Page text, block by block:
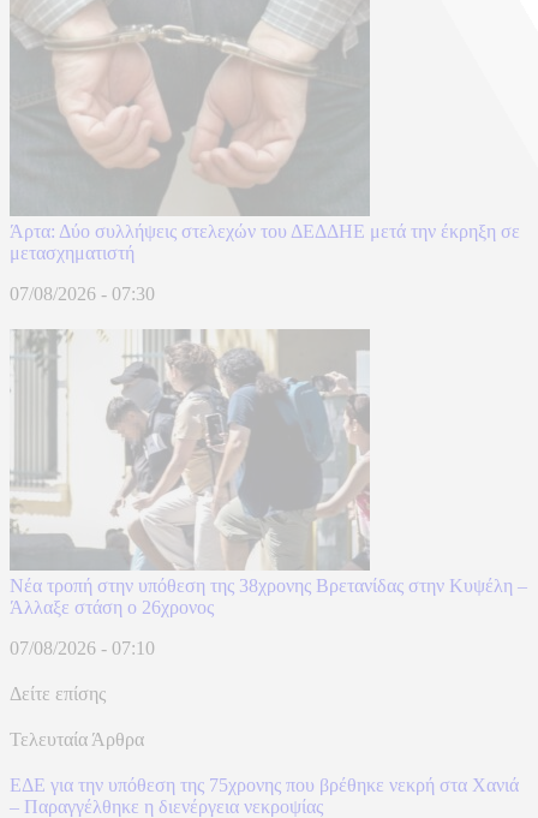
Άρτα: Δύο συλλήψεις στελεχών του ΔΕΔΔΗΕ μετά την έκρηξη σε
μετασχηματιστή
07/08/2026 - 07:30
Νέα τροπή στην υπόθεση της 38χρονης Βρετανίδας στην Κυψέλη –
Άλλαξε στάση ο 26χρονος
07/08/2026 - 07:10
Δείτε επίσης
Τελευταία Άρθρα
ΕΔΕ για την υπόθεση της 75χρονης που βρέθηκε νεκρή στα Χανιά
– Παραγγέλθηκε η διενέργεια νεκροψίας